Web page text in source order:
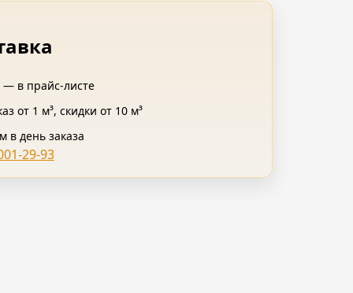
— в прайс-листе
от 1 м³, скидки от 10 м³
в день заказа
29-93